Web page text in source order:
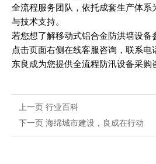
全流程服务团队，依托成套生产体系
与技术支持。
若您想了解移动式铝合金防洪墙设
点击页面右侧在线客服咨询，联系
东良成为您提供全流程防汛设备采购
上一页行业百科
下一页海绵城市建设，良成在行动